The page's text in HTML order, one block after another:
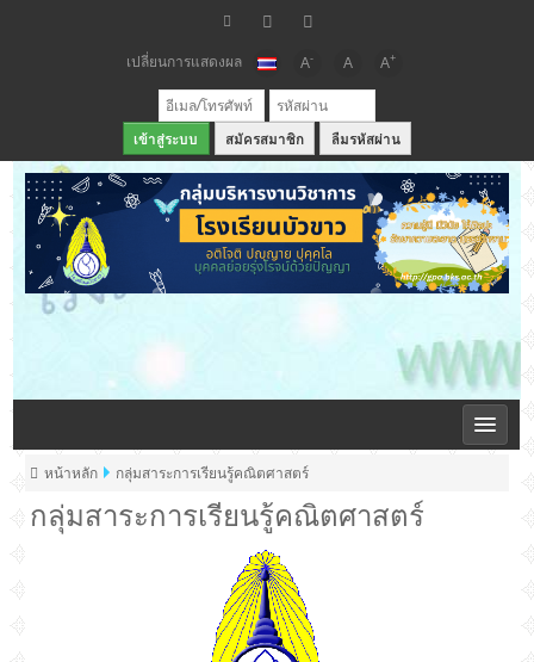
เปลี่ยนการแสดงผล A- A A+
สมัครสมาชิก ลืมรหัสผ่าน
เว็บไซต์กลุ่มบริหารวิชาการ โรงเรียนบัวขาว
กลุ่มสาระการเรียนรู้คณิตศาสตร์
หน้าหลัก กลุ่มสาระการเรียนรู้คณิตศาสตร์